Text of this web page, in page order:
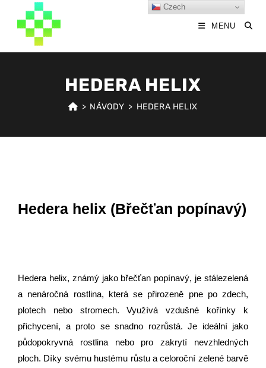
MENU
HEDERA HELIX
> NÁVODY > HEDERA HELIX
Hedera helix (Břečťan popínavý)
Hedera helix, známý jako břečťan popínavý, je stálezelená
a nenáročná rostlina, která se přirozeně pne po zdech,
plotech nebo stromech. Využívá vzdušné kořínky k
přichycení, a proto se snadno rozrůstá. Je ideální jako
půdopokryvná rostlina nebo pro zakrytí nevzhledných
ploch. Díky svému hustému růstu a celoroční zelené barvě
Czech